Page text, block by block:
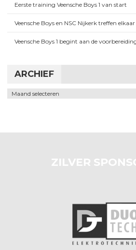
Eerste training Veensche Boys 1 van start
Veensche Boys en NSC Nijkerk treffen
Veensche Boys 1 begint aan de
ARCHIEF
Archief
ZILVER